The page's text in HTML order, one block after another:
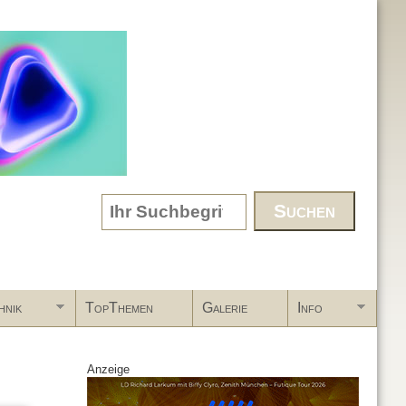
Search form
TopThemen Galerie Info
Anzeige